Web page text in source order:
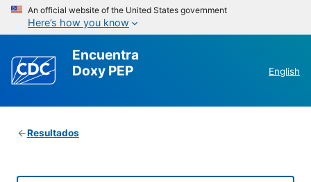
An official website of the United States government
Here’s how you know
Encuentra
Doxy PEP
English
Resultados